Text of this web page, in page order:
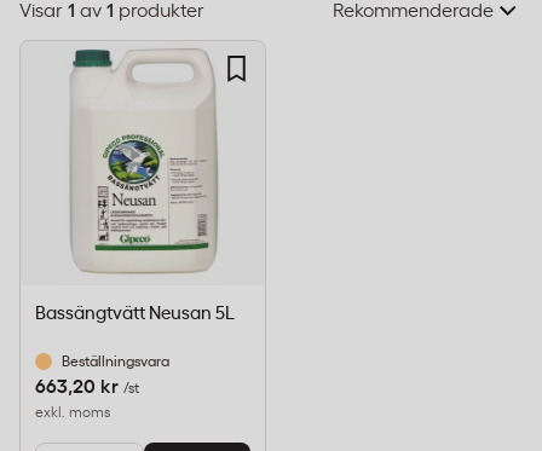
Visar 1 av 1 produkter
Välj
sorteringsordning
Bassängtvätt Neusan 5L
Beställningsvara
663,20 kr /st
exkl. moms